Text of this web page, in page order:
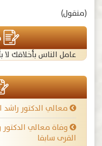
(منقول)
عامل الناس بأخلاقك لا
معالي الدكتور راشد
وفاة معالي
القرى سابقا